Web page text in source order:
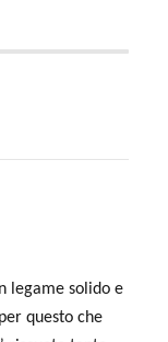
legame solido e
questo che